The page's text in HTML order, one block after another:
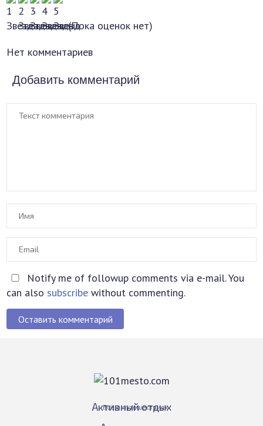
(Пока оценок нет)
Нет комментариев
Добавить комментарий
Notify me of followup comments via e-mail. You
can also subscribe without commenting.
Оставить комментарий
Всё о путешествиях
Активный отдых